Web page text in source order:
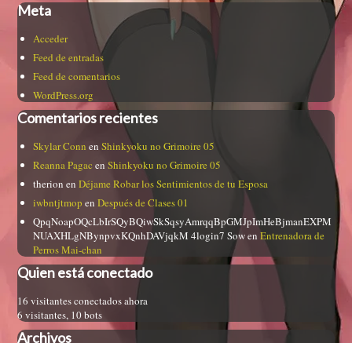
Meta
Acceder
Feed de entradas
Feed de comentarios
WordPress.org
Comentarios recientes
Skylar Conn enShinkyoku no Grimoire 05
Reanna Pagac enShinkyoku no Grimoire 05
therion enDéjame Robar los Sentimientos de tu Esposa
iwbntjtmop enDespués de Clases 01
QpqNoapOQcLbIrSQyBQiwSkSqsyAmrqqBpGMJpImHeBjmanEXPM
NUAXHLgNBynpvxKQnhDAVjqkM 4login7 SowenEntrenadora de
Perros Mai-chan
Quien está conectado
16 visitantes conectados ahora
6 visitantes, 10 bots
Archivos